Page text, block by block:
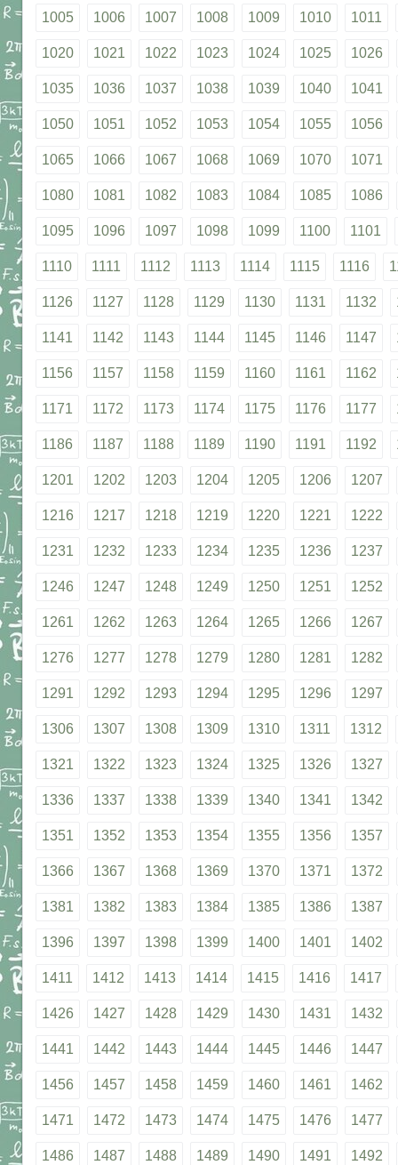
1005 1006 1007 1008 1009 1010 1011
1020 1021 1022 1023 1024 1025 1026
1035 1036 1037 1038 1039 1040 1041
1050 1051 1052 1053 1054 1055 1056
1065 1066 1067 1068 1069 1070 1071
1080 1081 1082 1083 1084 1085 1086
1095 1096 1097 1098 1099 1100 1101
1110 1111 1112 1113 1114 1115 1116
1126 1127 1128 1129 1130 1131 1132
1141 1142 1143 1144 1145 1146 1147
1156 1157 1158 1159 1160 1161 1162
1171 1172 1173 1174 1175 1176 1177
1186 1187 1188 1189 1190 1191 1192
1201 1202 1203 1204 1205 1206 1207
1216 1217 1218 1219 1220 1221 1222
1231 1232 1233 1234 1235 1236 1237
1246 1247 1248 1249 1250 1251 1252
1261 1262 1263 1264 1265 1266 1267
1276 1277 1278 1279 1280 1281 1282
1291 1292 1293 1294 1295 1296 1297
1306 1307 1308 1309 1310 1311 1312
1321 1322 1323 1324 1325 1326 1327
1336 1337 1338 1339 1340 1341 1342
1351 1352 1353 1354 1355 1356 1357
1366 1367 1368 1369 1370 1371 1372
1381 1382 1383 1384 1385 1386 1387
1396 1397 1398 1399 1400 1401 1402
1411 1412 1413 1414 1415 1416 1417
1426 1427 1428 1429 1430 1431 1432
1441 1442 1443 1444 1445 1446 1447
1456 1457 1458 1459 1460 1461 1462
1471 1472 1473 1474 1475 1476 1477
1486 1487 1488 1489 1490 1491 1492